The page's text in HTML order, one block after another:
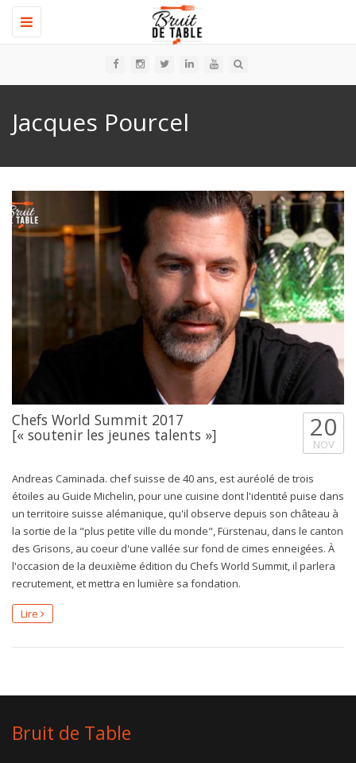
Toggle
navigation
Jacques Pourcel
Chefs World Summit 2017
[« soutenir les jeunes talents »] 20
NOV
Andreas Caminada. chef suisse de 40 ans, est auréolé de trois
étoiles au Guide Michelin, pour une cuisine dont l'identité puise dans
un territoire suisse alémanique, qu'il observe depuis son château à
la sortie de la "plus petite ville du monde", Fürstenau, dans le canton
des Grisons, au coeur d'une vallée sur fond de cimes enneigées. À
l'occasion de la deuxième édition du Chefs World Summit, il parlera
recrutement, et mettra en lumière sa fondation.
Lire
Bruit de Table